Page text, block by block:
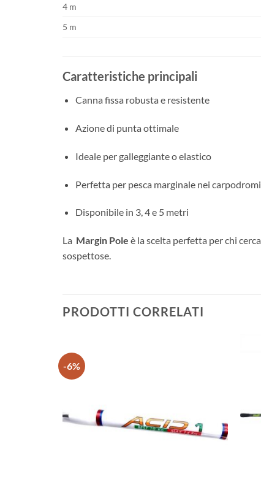
4 m
5 m
Caratteristiche principali
Canna fissa robusta e resistente
Azione di punta ottimale
Ideale per galleggiante o elastico
Perfetta per pesca marginale nei carpodromi
Disponibile in 3, 4 e 5 metri
La Margin Pole è la scelta perfetta per chi cerca
sospettose.
PRODOTTI CORRELATI
-6%